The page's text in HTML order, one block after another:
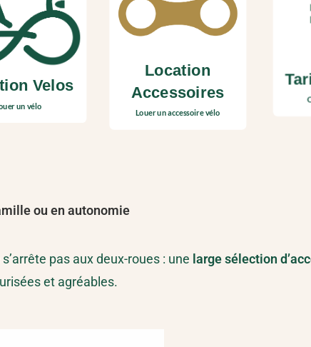
Velos
un vélo
Location
Accessoires
Louer un accessoire vélo
ou en autonomie
pas aux deux-roues : une large sélection
et agréables.